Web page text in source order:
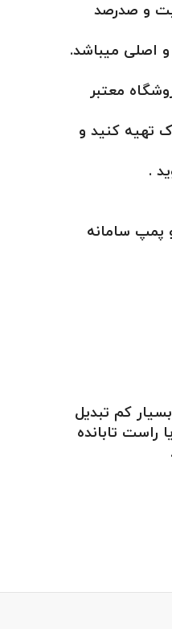
کیفیت و صدرصد
معتبر
تهیه کنید و
کولر و‌ پمپ سامانه
بسیار کم تبدیل
تابانده